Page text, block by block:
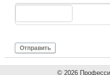
Отправить
© 2026